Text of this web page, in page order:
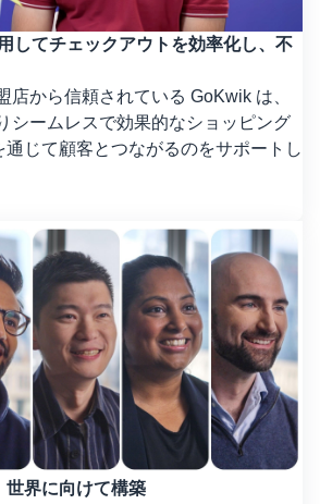
してチェックアウトを効率化し、不
店から信頼されている GoKwik は、
シームレスで効果的なショッピング
じて顧客とつながるのをサポートし
世界に向けて構築